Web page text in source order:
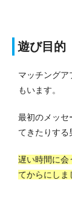
遊び目的
マッチングア
もいます。
最初のメッセ
てきたりする
遅い時間に会
てからにしま